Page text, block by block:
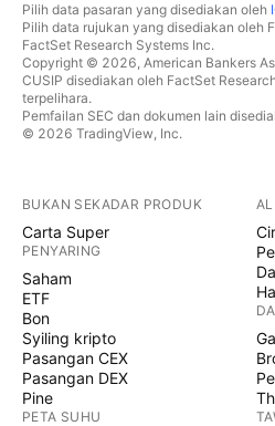
Pilih data pasaran yang disediakan oleh
Pilih data rujukan yang disediakan oleh
FactSet Research Systems Inc.
Copyright © 2026, American Bankers
CUSIP disediakan oleh FactSet
terpelihara.
Pemfailan SEC dan dokumen lain
© 2026 TradingView, Inc.
BUKAN SEKADAR PRODUK
Carta Super
PENYARING
Saham
ETF
Bon
Syiling kripto
Pasangan CEX
Pasangan DEX
Pine
PETA SUHU